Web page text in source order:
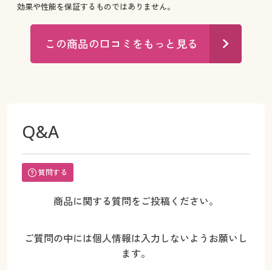
効果や性能を保証するものではありません。
この商品の口コミをもっと見る
Q&A
質問する
商品に関する質問をご投稿ください。
ご質問の中には個人情報は入力しないようお願いし
ます。